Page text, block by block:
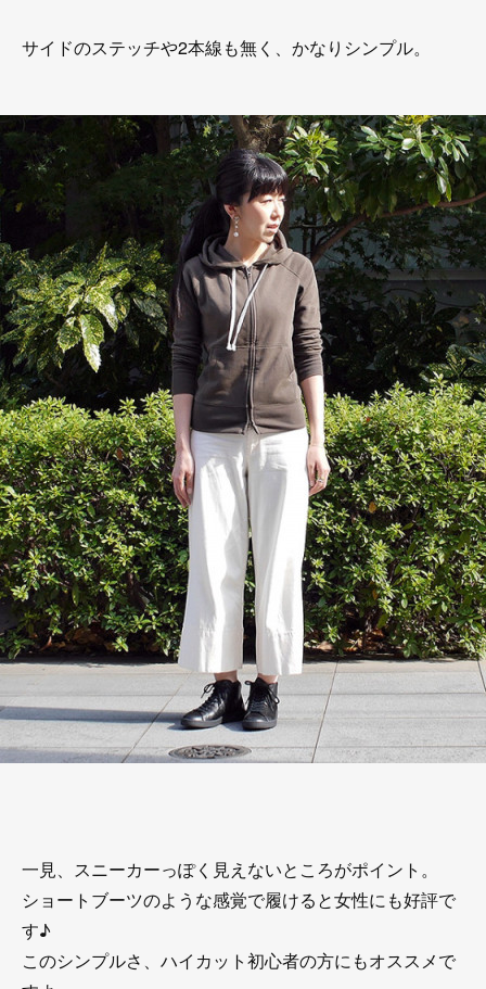
サイドのステッチや2本線も無く、かなりシンプル。
一見、スニーカーっぽく見えないところがポイント。
ショートブーツのような感覚で履けると女性にも好評で
す♪
このシンプルさ、ハイカット初心者の方にもオススメで